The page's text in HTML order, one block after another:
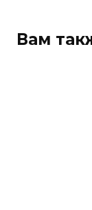
Вам